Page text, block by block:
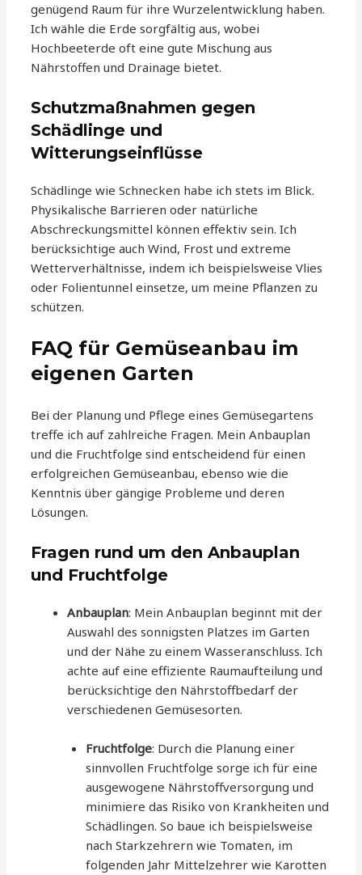
genügend Raum für ihre Wurzelentwicklung haben.
Ich wähle die Erde sorgfältig aus, wobei
Hochbeeterde oft eine gute Mischung aus
Nährstoffen und Drainage bietet.
Schutzmaßnahmen gegen
Schädlinge und
Witterungseinflüsse
Schädlinge wie Schnecken habe ich stets im Blick.
Physikalische Barrieren oder natürliche
Abschreckungsmittel können effektiv sein. Ich
berücksichtige auch Wind, Frost und extreme
Wetterverhältnisse, indem ich beispielsweise Vlies
oder Folientunnel einsetze, um meine Pflanzen zu
schützen.
FAQ für Gemüseanbau im
eigenen Garten
Bei der Planung und Pflege eines Gemüsegartens
treffe ich auf zahlreiche Fragen. Mein Anbauplan
und die Fruchtfolge sind entscheidend für einen
erfolgreichen Gemüseanbau, ebenso wie die
Kenntnis über gängige Probleme und deren
Lösungen.
Fragen rund um den Anbauplan
und Fruchtfolge
Anbauplan: Mein Anbauplan beginnt mit der
Auswahl des sonnigsten Platzes im Garten
und der Nähe zu einem Wasseranschluss. Ich
achte auf eine effiziente Raumaufteilung und
berücksichtige den Nährstoffbedarf der
verschiedenen Gemüsesorten.
Fruchtfolge: Durch die Planung einer
sinnvollen Fruchtfolge sorge ich für eine
ausgewogene Nährstoffversorgung und
minimiere das Risiko von Krankheiten und
Schädlingen. So baue ich beispielsweise
nach Starkzehrern wie Tomaten, im
folgenden Jahr Mittelzehrer wie Karotten